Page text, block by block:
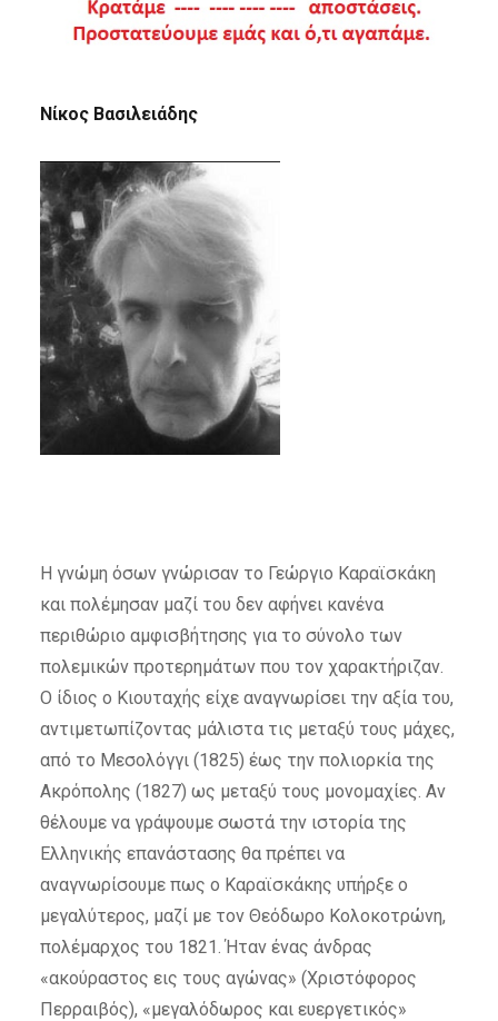
Νίκος Βασιλειάδης
Η γνώμη όσων γνώρισαν το Γεώργιο Καραϊσκάκη
και πολέμησαν μαζί του δεν αφήνει κανένα
περιθώριο αμφισβήτησης για το σύνολο των
πολεμικών προτερημάτων που τον χαρακτήριζαν.
Ο ίδιος ο Κιουταχής είχε αναγνωρίσει την αξία του,
αντιμετωπίζοντας μάλιστα τις μεταξύ τους μάχες,
από το Μεσολόγγι (1825) έως την πολιορκία της
Ακρόπολης (1827) ως μεταξύ τους μονομαχίες. Αν
θέλουμε να γράψουμε σωστά την ιστορία της
Ελληνικής επανάστασης θα πρέπει να
αναγνωρίσουμε πως ο Καραϊσκάκης υπήρξε ο
μεγαλύτερος, μαζί με τον Θεόδωρο Κολοκοτρώνη,
πολέμαρχος του 1821. Ήταν ένας άνδρας
«ακούραστος εις τους αγώνας» (Χριστόφορος
Περραιβός), «μεγαλόδωρος και ευεργετικός»